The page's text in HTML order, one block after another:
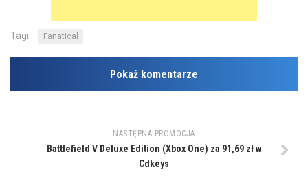
Tagi: Fanatical
Pokaż komentarze
NASTĘPNA PROMOCJA
Battlefield V Deluxe Edition (Xbox One) za 91,69 zł w
Cdkeys